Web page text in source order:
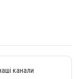
канали